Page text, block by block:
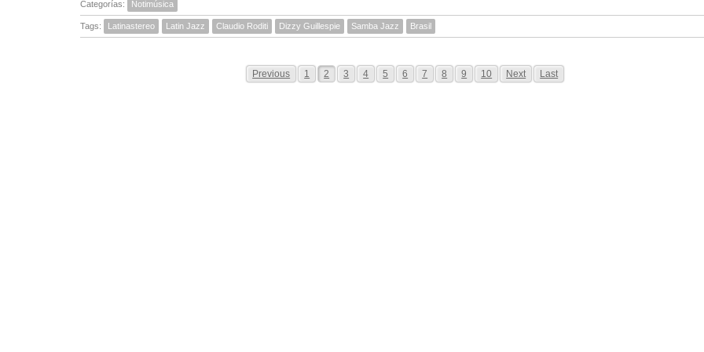
Categorías: Notimúsica
Tags: Latinastereo Latin Jazz Claudio Roditi Dizzy Guillespie Samba Jazz Brasil
Previous 1 2 3 4 5 6 7 8 9 10 Next Last